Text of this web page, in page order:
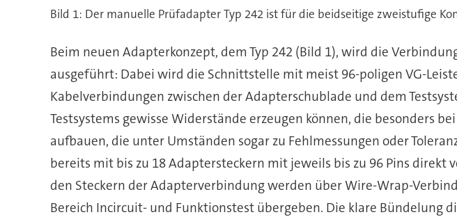
Bild 1: Der manuelle Prüfadapter Typ 242 ist für die beidseitige zweistufige
Beim neuen Adapterkonzept, dem Typ 242 (Bild 1), wird die
ausgeführt: Dabei wird die Schnittstelle mit meist 96-poligen VG-
Kabelverbindungen zwischen der Adapterschublade und dem
Testsystems gewisse Widerstände erzeugen können, die besonders
aufbauen, die unter Umständen sogar zu Fehlmessungen oder
bereits mit bis zu 18 Adaptersteckern mit jeweils bis zu 96 Pins
den Steckern der Adapterverbindung werden über Wire-Wrap-
Bereich Incircuit- und Funktionstest übergeben. Die klare Bündelung